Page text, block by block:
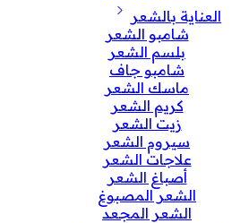
العناية بالشعر
شامبو الشعر
بلسم الشعر
شامبو جاف
ماسك الشعر
كريم الشعر
زيت الشعر
سيروم الشعر
علاجات الشعر
أصباغ الشعر
الشعر المصبوغ
الشعر المجعد